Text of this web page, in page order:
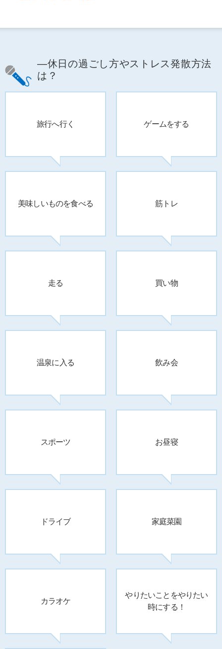
―休日の過ごし方やストレス発散方法
は？
旅行へ行く ゲームをする
美味しいものを食べる 筋トレ
走る 買い物
温泉に入る 飲み会
スポーツ お昼寝
ドライブ 家庭菜園
カラオケ
やりたいことをやりたい
時にする！